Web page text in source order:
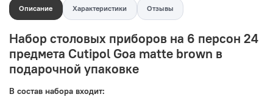
Описание Характеристики Отзывы
Набор столовых приборов на 6 персон 24
предмета Cutipol Goa matte brown в
подарочной упаковке
В состав набора входит: